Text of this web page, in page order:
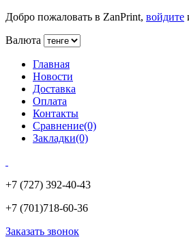
Добро пожаловать в ZanPrint, войдите
Валюта
Главная
Новости
Доставка
Оплата
Контакты
Сравнение(0)
Закладки(0)
+7 (727) 392-40-43
+7 (701)718-60-36
Заказать звонок